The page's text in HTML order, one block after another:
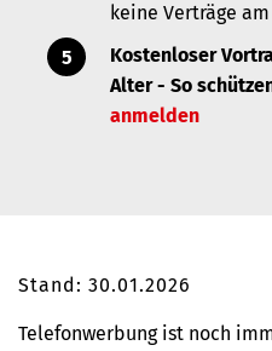
keine Verträge
Kostenloser
Alter - So
anmelden
Stand: 30.01.2026
Telefonwerbung ist noch